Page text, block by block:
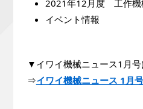
2021年12月度 工作機
イベント情報
▼イワイ機械ニュース1月号
⇒イワイ機械ニュース 1月号